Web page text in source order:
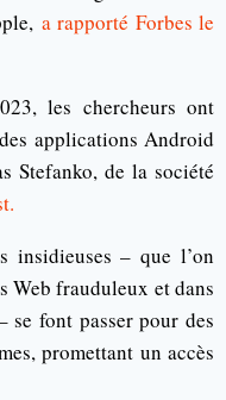
a rapporté Forbes le
les chercheurs ont
applications Android
Stefanko, de la société
insidieuses – que l’on
Web frauduleux et dans
se font passer pour des
promettant un accès